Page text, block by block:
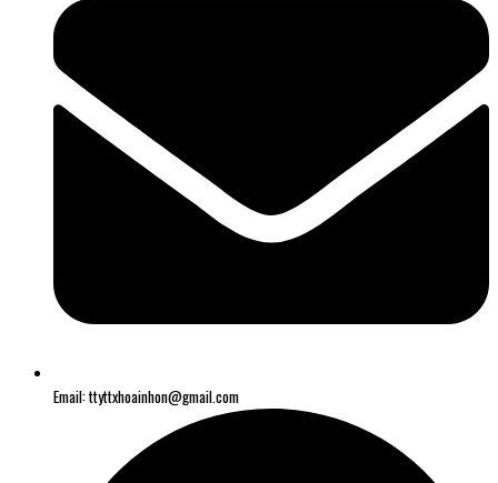
Email: ttyttxhoainhon@gmail.com